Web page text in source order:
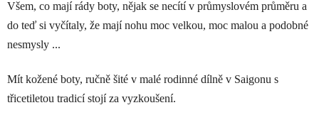
Všem, co mají rády boty, nějak se necítí v průmyslovém průměru a
do teď si vyčítaly, že mají nohu moc velkou, moc malou a podobné
nesmysly ...
Mít kožené boty, ručně šité v malé rodinné dílně v Saigonu s
třicetiletou tradicí stojí za vyzkoušení.